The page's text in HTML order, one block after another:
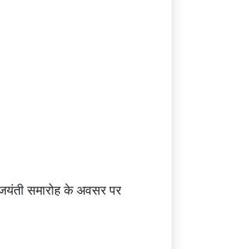
समारोह के अवसर पर